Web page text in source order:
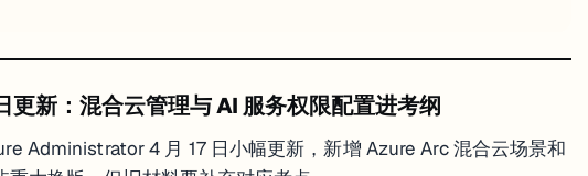
新：混合云管理与 AI 服务权限配置进考纲
Administrator 4 月 17 日小幅更新，新增 Azure Arc 混合云场景和